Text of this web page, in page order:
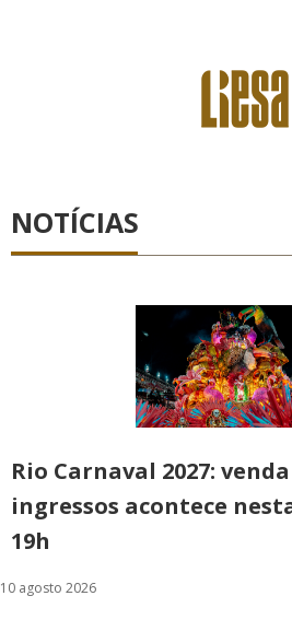
NOTÍCIAS
Rio Carnaval 2027:
ingressos acontece
19h
10 agosto 2026